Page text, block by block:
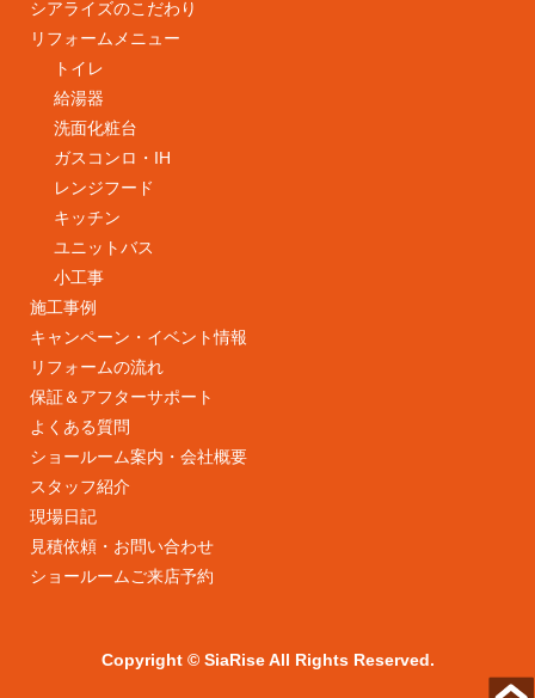
シアライズのこだわり
リフォームメニュー
トイレ
給湯器
洗面化粧台
ガスコンロ・IH
レンジフード
キッチン
ユニットバス
小工事
施工事例
キャンペーン・イベント情報
リフォームの流れ
保証＆アフターサポート
よくある質問
ショールーム案内・会社概要
スタッフ紹介
現場日記
見積依頼・お問い合わせ
ショールームご来店予約
Copyright © SiaRise All Rights Reserved.